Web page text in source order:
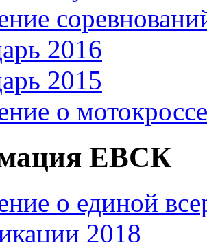
2016
2015
о
ЕВСК
о единой
2018